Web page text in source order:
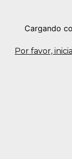
Por favor,
Cargando